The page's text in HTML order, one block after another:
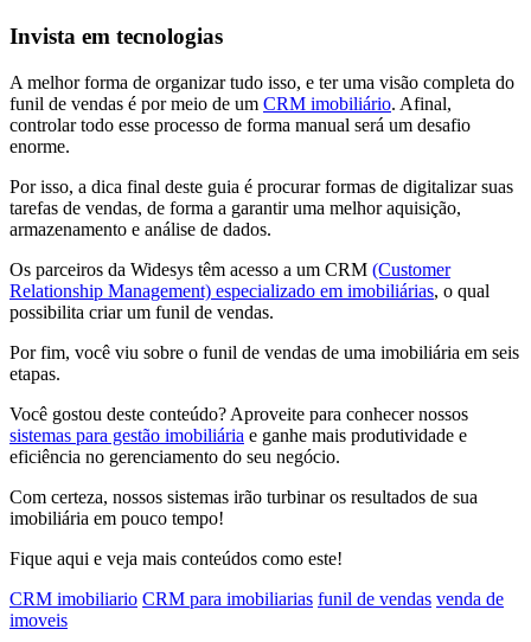
Invista em tecnologias
A melhor forma de organizar tudo isso, e ter uma visão completa do
funil de vendas é por meio de um CRM imobiliário. Afinal,
controlar todo esse processo de forma manual será um desafio
enorme.
Por isso, a dica final deste guia é procurar formas de digitalizar suas
tarefas de vendas, de forma a garantir uma melhor aquisição,
armazenamento e análise de dados.
Os parceiros da Widesys têm acesso a um CRM (Customer
Relationship Management) especializado em imobiliárias, o qual
possibilita criar um funil de vendas.
Por fim, você viu sobre o funil de vendas de uma imobiliária em seis
etapas.
Você gostou deste conteúdo? Aproveite para conhecer nossos
sistemas para gestão imobiliária e ganhe mais produtividade e
eficiência no gerenciamento do seu negócio.
Com certeza, nossos sistemas irão turbinar os resultados de sua
imobiliária em pouco tempo!
Fique aqui e veja mais conteúdos como este!
CRM imobiliario CRM para imobiliarias funil de vendas venda de
imoveis